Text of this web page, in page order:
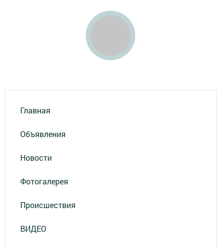
Главная
Объявления
Новости
Фотогалерея
Происшествия
ВИДЕО